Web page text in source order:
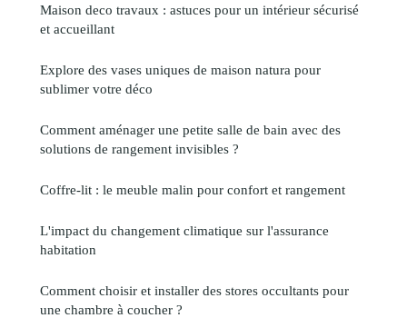
Maison deco travaux : astuces pour un intérieur sécurisé
et accueillant
Explore des vases uniques de maison natura pour
sublimer votre déco
Comment aménager une petite salle de bain avec des
solutions de rangement invisibles ?
Coffre-lit : le meuble malin pour confort et rangement
L'impact du changement climatique sur l'assurance
habitation
Comment choisir et installer des stores occultants pour
une chambre à coucher ?